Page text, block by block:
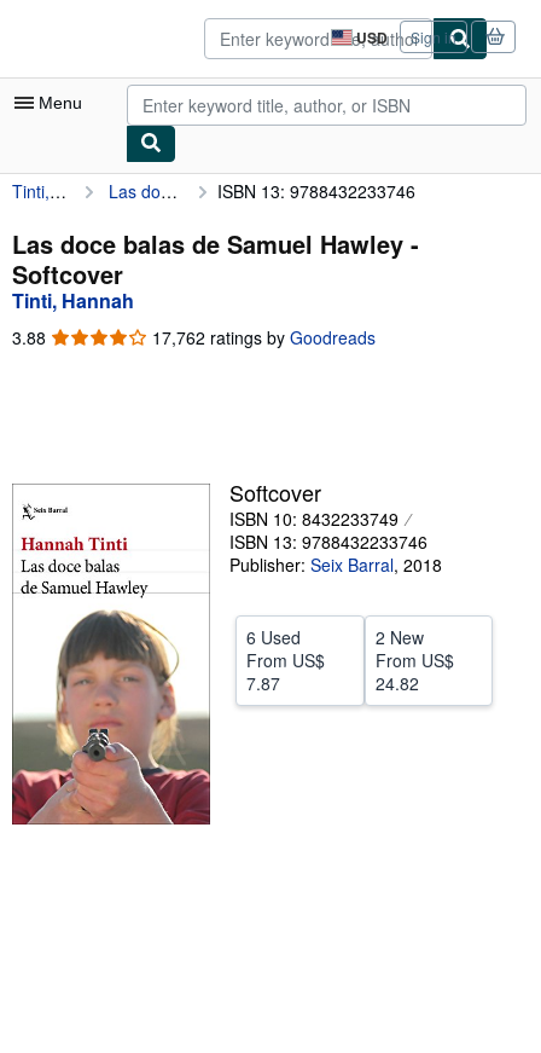
USD
Site
shopping
preferences
Sign in
Menu
My Account
My Purchases
Advanced Search
Sellers
Start Selling
Help
CLOSE
Tinti, Hannah Las doce balas de Samuel Hawley ISBN 13: 9788432233746
Las doce balas de Samuel Hawley -
Softcover
Tinti, Hannah
3.88 3.88
17,762 ratings by Goodreads
Softcover
ISBN 10: 8432233749
ISBN 13: 9788432233746
Publisher: Seix Barral, 2018
6 Used
From US$
7.87
2 New
From US$
24.82